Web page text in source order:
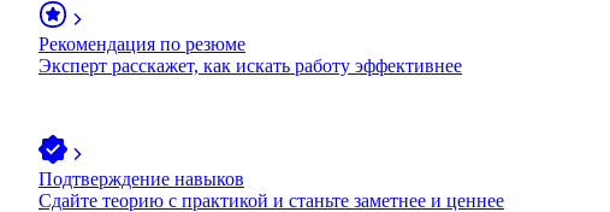
Рекомендация по резюме
Эксперт расскажет, как искать работу эффективнее
Подтверждение навыков
Сдайте теорию с практикой и станьте заметнее и ценнее